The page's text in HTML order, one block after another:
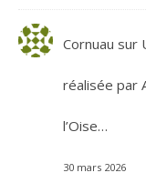
Cornuau sur
réalisée par
l’Oise…
30 mars 2026